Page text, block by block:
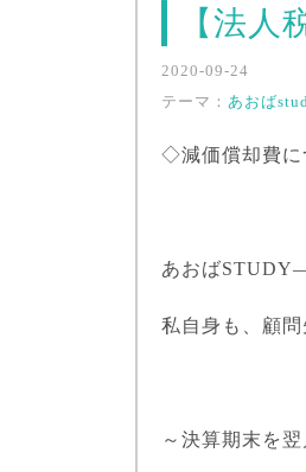
【法人
2020-09-24
テーマ： あおば
◇減価償却費に
あおばSTUDY
私自身も、顧
～決算期末を